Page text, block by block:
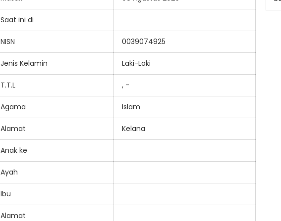
Saat ini di
NISN 0039074925
Jenis Kelamin Laki-Laki
T.T.L , -
Agama Islam
Alamat Kelana
Anak ke
Ayah
Ibu
Alamat